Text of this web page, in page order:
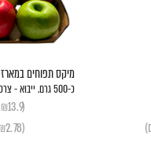
מיקס תפוחים במארז
כ-500 גרם. ייבוא - צרפת / איטליה
(₪13.9 / מארז)
(₪2.78 / 100 גרם )